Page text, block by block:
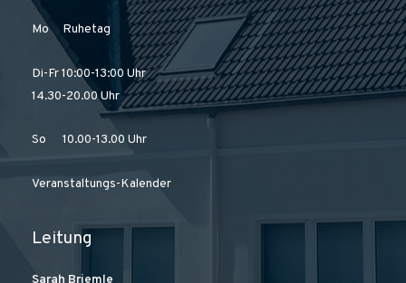
Mo Ruhetag
Di-Fr 10:00-13:00 Uhr
14.30-20.00 Uhr
So 10.00-13.00 Uhr
Veranstaltungs-Kalender
Leitung